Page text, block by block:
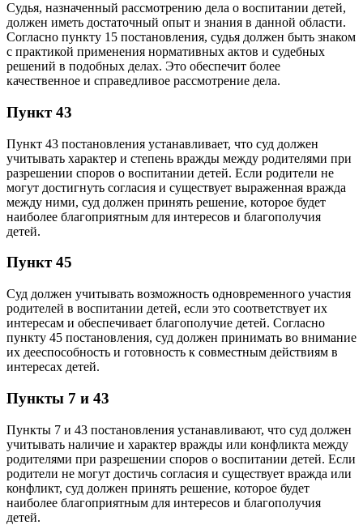
Судья, назначенный рассмотрению дела о воспитании детей,
должен иметь достаточный опыт и знания в данной области.
Согласно пункту 15 постановления, судья должен быть знаком
с практикой применения нормативных актов и судебных
решений в подобных делах. Это обеспечит более
качественное и справедливое рассмотрение дела.
Пункт 43
Пункт 43 постановления устанавливает, что суд должен
учитывать характер и степень вражды между родителями при
разрешении споров о воспитании детей. Если родители не
могут достигнуть согласия и существует выраженная вражда
между ними, суд должен принять решение, которое будет
наиболее благоприятным для интересов и благополучия
детей.
Пункт 45
Суд должен учитывать возможность одновременного участия
родителей в воспитании детей, если это соответствует их
интересам и обеспечивает благополучие детей. Согласно
пункту 45 постановления, суд должен принимать во внимание
их дееспособность и готовность к совместным действиям в
интересах детей.
Пункты 7 и 43
Пункты 7 и 43 постановления устанавливают, что суд должен
учитывать наличие и характер вражды или конфликта между
родителями при разрешении споров о воспитании детей. Если
родители не могут достичь согласия и существует вражда или
конфликт, суд должен принять решение, которое будет
наиболее благоприятным для интересов и благополучия
детей.